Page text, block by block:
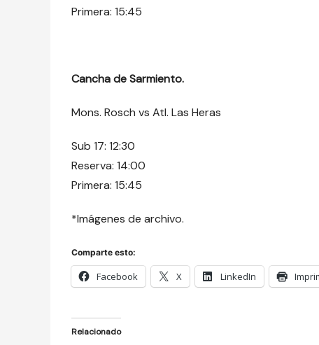
Primera: 15:45
Cancha de Sarmiento.
Mons. Rosch vs Atl. Las Heras
Sub 17: 12:30
Reserva: 14:00
Primera: 15:45
*Imágenes de archivo.
Comparte esto:
Facebook X LinkedIn
Relacionado